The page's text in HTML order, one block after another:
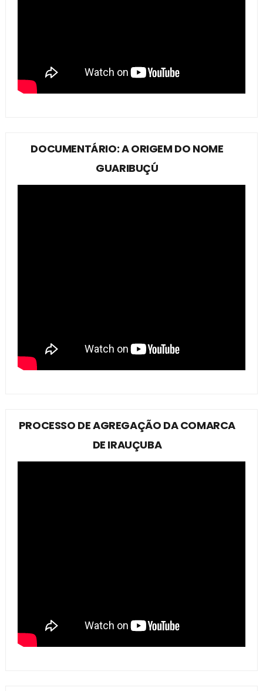
DOCUMENTÁRIO: A ORIGEM DO NOME
GUARIBUÇÚ
PROCESSO DE AGREGAÇÃO DA COMARCA
DE IRAUÇUBA